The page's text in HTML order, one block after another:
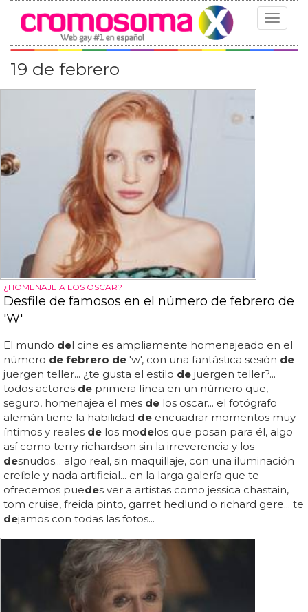
Toggle
19 de febrero
¿HOMENAJE A LOS OSCAR?
Desfile de famosos en el número de febrero de
'W'
El mundo del cine es ampliamente homenajeado en el
número de febrero de 'w', con una fantástica sesión de
juergen teller... ¿te gusta el estilo de juergen teller?...
todos actores de primera línea en un número que,
seguro, homenajea el mes de los oscar... el fotógrafo
alemán tiene la habilidad de encuadrar momentos muy
íntimos y reales de los modelos que posan para él, algo
así como terry richardson sin la irreverencia y los
desnudos... algo real, sin maquillaje, con una iluminación
creíble y nada artificial... en la larga galería que te
ofrecemos puedes ver a artistas como jessica chastain,
tom cruise, freida pinto, garret hedlund o richard gere... te
dejamos con todas las fotos...